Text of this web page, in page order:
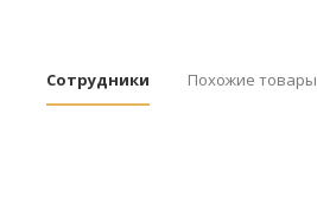
Сотрудники Похожие товары